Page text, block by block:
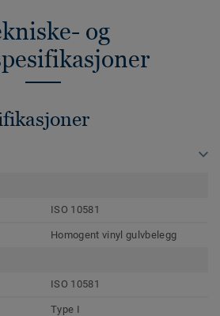
og
ISO 10581
Homogent vinyl gulvbelegg
ISO 10581
Type I